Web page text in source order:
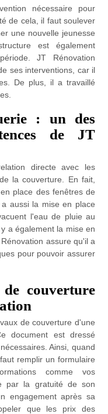
nécessaire pour
de cela, il faut soulever
une nouvelle jeunesse
est également
JT Rénovation
ses interventions, car il
De plus, il a travaillé
: un des
de JT
directe avec les
la couverture. En fait,
place des fenêtres de
aussi la mise en place
l'eau de pluie au
a également la mise en
assure qu'il a
pour pouvoir assurer
couverture
de couverture d'une
document est dressé
Ainsi, quand
remplir un formulaire
comme vos
par la gratuité de son
engagement après sa
que les prix des